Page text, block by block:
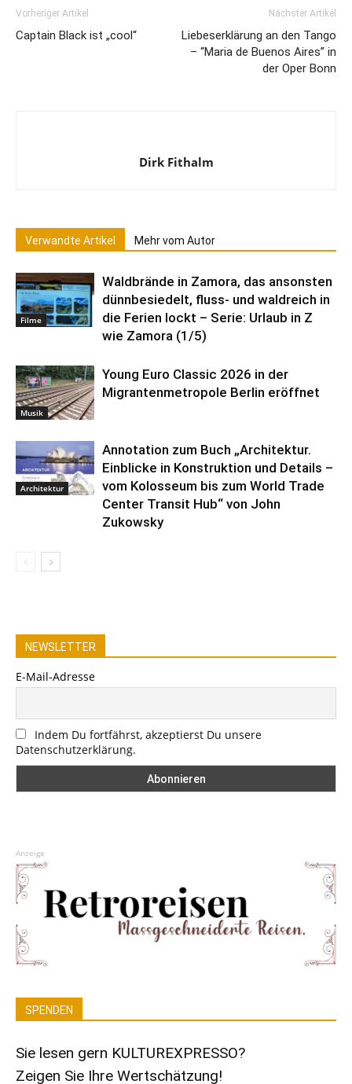
Vorheriger Artikel
Captain Black ist „cool“
Nächster Artikel
Liebeserklärung an den Tango
– “Maria de Buenos Aires” in
der Oper Bonn
Dirk Fithalm
Verwandte Artikel Mehr vom Autor
Filme
Waldbrände in Zamora, das ansonsten
dünnbesiedelt, fluss- und waldreich in
die Ferien lockt – Serie: Urlaub in Z
wie Zamora (1/5)
Musik
Young Euro Classic 2026 in der
Migrantenmetropole Berlin eröffnet
Architektur
Annotation zum Buch „Architektur.
Einblicke in Konstruktion und Details –
vom Kolosseum bis zum World Trade
Center Transit Hub“ von John
Zukowsky
NEWSLETTER
E-Mail-Adresse
Indem Du fortfährst, akzeptierst Du unsere
Datenschutzerklärung.
Anzeige
SPENDEN
Sie lesen gern KULTUREXPRESSO?
Zeigen Sie Ihre Wertschätzung!